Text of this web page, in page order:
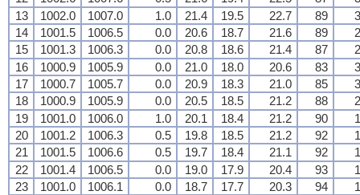
13
1002.0 1007.0 1.0 21.4 19.5 22.7 89
14
1001.5 1006.5 0.0 20.6 18.7 21.6 89
15
1001.3 1006.3 0.0 20.8 18.6 21.4 87
16
1000.9 1005.9 0.0 21.0 18.0 20.6 83
17
1000.7 1005.7 0.0 20.9 18.3 21.0 85
18
1000.9 1005.9 0.0 20.5 18.5 21.2 88
19
1001.0 1006.0 1.0 20.1 18.4 21.2 90
20
1001.2 1006.3 0.5 19.8 18.5 21.2 92
21
1001.5 1006.6 0.5 19.7 18.4 21.1 92
22
1001.4 1006.5 0.0 19.0 17.9 20.4 93
23
1001.0 1006.1 0.0 18.7 17.7 20.3 94